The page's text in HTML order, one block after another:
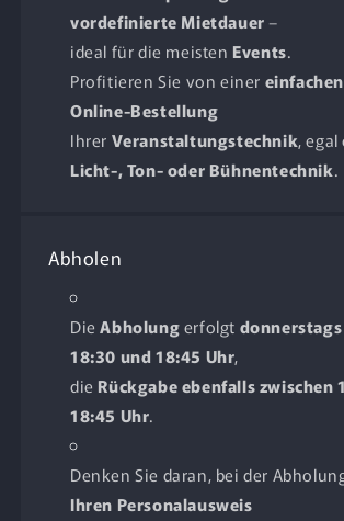
vordefinierte Mietdauer–
ideal für die meisten Events.
Profitieren Sie von einer
Online-Bestellung
Ihrer Veranstaltungstechnik, egal
Licht-, Ton- oder Bühnentechnik.
Abholen
DieAbholungerfolgt
18:30 und 18:45 Uhr,
die Rückgabe ebenfalls zwischen
18:45 Uhr.
Denken Sie daran, bei der
Ihren Personalausweis